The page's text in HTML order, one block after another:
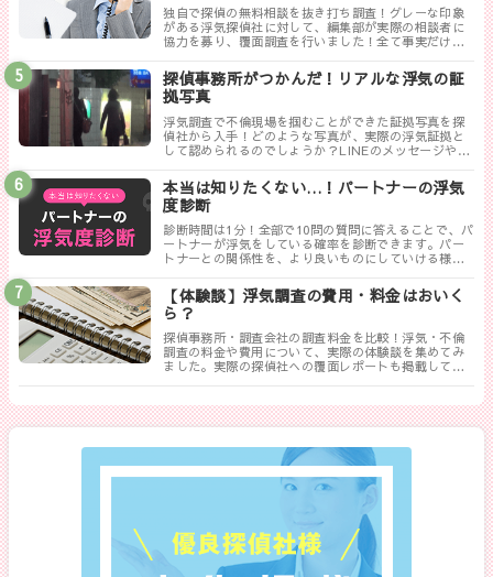
独自で探偵の無料相談を抜き打ち調査！グレーな印象
がある浮気探偵社に対して、編集部が実際の相談者に
協力を募り、覆面調査を行いました！全て事実だけ書
探偵事務所がつかんだ！リアルな浮気の証
拠写真
浮気調査で不倫現場を掴むことができた証拠写真を探
偵社から入手！どのような写真が、実際の浮気証拠と
して認められるのでしょうか？LINEのメッセージやり
写真について解説します。
本当は知りたくない…！パートナーの浮気
度診断
診断時間は1分！全部で10問の質問に答えることで、パ
ートナーが浮気をしている確率を診断できます。パー
トナーとの関係性を、より良いものにしていける様に
【体験談】浮気調査の費用・料金はおいく
ら？
探偵事務所・調査会社の調査料金を比較！浮気・不倫
調査の料金や費用について、実際の体験談を集めてみ
ました。実際の探偵社への覆面レポートも掲載してい